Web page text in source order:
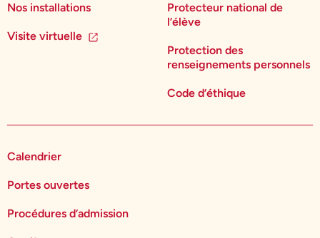
Nos installations
Visite virtuelle
Protecteur national de
l’élève
Protection des
renseignements personnels
Code d’éthique
Calendrier
Portes ouvertes
Procédures d’admission